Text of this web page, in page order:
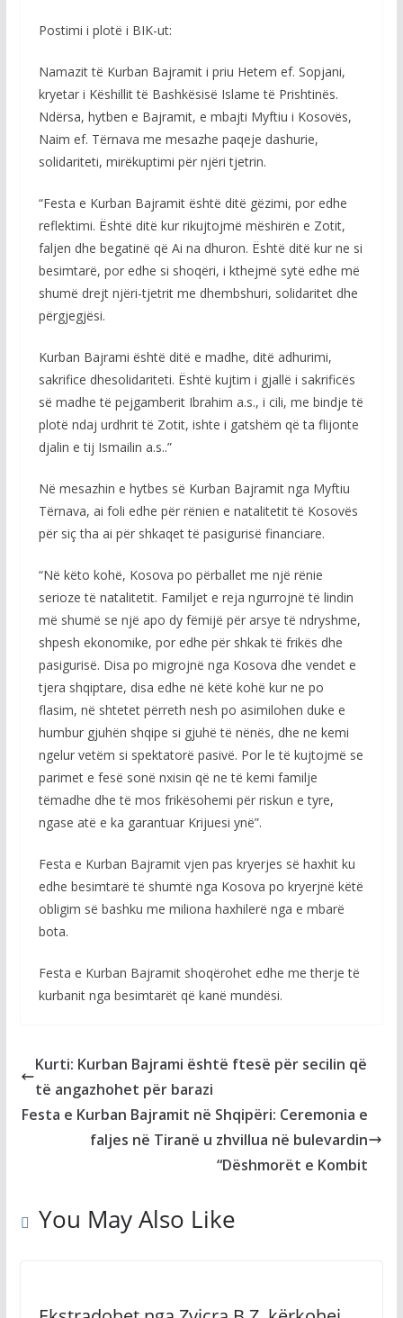
Postimi i plotë i BIK-ut:
Namazit të Kurban Bajramit i priu Hetem ef. Sopjani,
kryetar i Këshillit të Bashkësisë Islame të Prishtinës.
Ndërsa, hytben e Bajramit, e mbajti Myftiu i Kosovës,
Naim ef. Tërnava me mesazhe paqeje dashurie,
solidariteti, mirëkuptimi për njëri tjetrin.
“Festa e Kurban Bajramit është ditë gëzimi, por edhe
reflektimi. Është ditë kur rikujtojmë mëshirën e Zotit,
faljen dhe begatinë që Ai na dhuron. Është ditë kur ne si
besimtarë, por edhe si shoqëri, i kthejmë sytë edhe më
shumë drejt njëri-tjetrit me dhembshuri, solidaritet dhe
përgjegjësi.
Kurban Bajrami është ditë e madhe, ditë adhurimi,
sakrifice dhesolidariteti. Është kujtim i gjallë i sakrificës
së madhe të pejgamberit Ibrahim a.s., i cili, me bindje të
plotë ndaj urdhrit të Zotit, ishte i gatshëm që ta flijonte
djalin e tij Ismailin a.s..”
Në mesazhin e hytbes së Kurban Bajramit nga Myftiu
Tërnava, ai foli edhe për rënien e natalitetit të Kosovës
për siç tha ai për shkaqet të pasigurisë financiare.
“Në këto kohë, Kosova po përballet me një rënie
serioze të natalitetit. Familjet e reja ngurrojnë të lindin
më shumë se një apo dy fëmijë për arsye të ndryshme,
shpesh ekonomike, por edhe për shkak të frikës dhe
pasigurisë. Disa po migrojnë nga Kosova dhe vendet e
tjera shqiptare, disa edhe në këtë kohë kur ne po
flasim, në shtetet përreth nesh po asimilohen duke e
humbur gjuhën shqipe si gjuhë të nënës, dhe ne kemi
ngelur vetëm si spektatorë pasivë. Por le të kujtojmë se
parimet e fesë sonë nxisin që ne të kemi familje
tëmadhe dhe të mos frikësohemi për riskun e tyre,
ngase atë e ka garantuar Krijuesi ynë”.
Festa e Kurban Bajramit vjen pas kryerjes së haxhit ku
edhe besimtarë të shumtë nga Kosova po kryerjnë këtë
obligim së bashku me miliona haxhilerë nga e mbarë
bota.
Festa e Kurban Bajramit shoqërohet edhe me therje të
kurbanit nga besimtarët që kanë mundësi.
Kurti: Kurban Bajrami është ftesë për secilin që
të angazhohet për barazi
Festa e Kurban Bajramit në Shqipëri: Ceremonia e
faljes në Tiranë u zhvillua në bulevardin
“Dëshmorët e Kombit
You May Also Like